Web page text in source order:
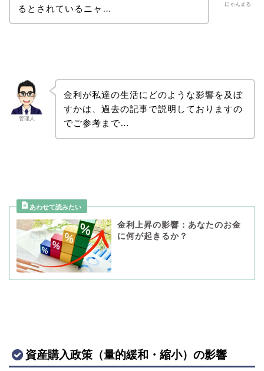
にゃんまる
るとされているニャ…
管理人
金利が私達の生活にどのような影響を及ぼ
すかは、過去の記事で説明しておりますの
でご参考まで…
金利上昇の影響：あなたのお金
に何が起きるか？
資産購入政策（量的緩和・縮小）の影響